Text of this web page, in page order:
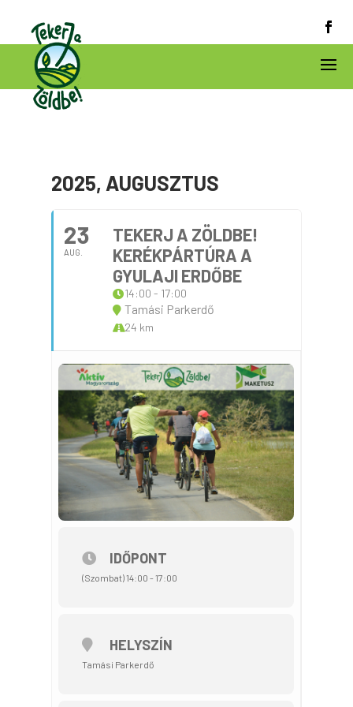
2025, AUGUSZTUS
23
AUG.
TEKERJ A ZÖLDBE!
KERÉKPÁRTÚRA A
GYULAJI ERDŐBE
14:00 - 17:00
Tamási Parkerdő
24 km
IDŐPONT
(Szombat) 14:00 - 17:00
HELYSZÍN
Tamási Parkerdő